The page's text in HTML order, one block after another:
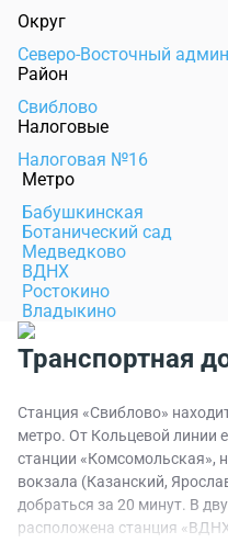
Округ
Северо-Восточный
Район
Свиблово
Налоговые
Налоговая №16
Метро
Бабушкинская
Ботанический сад
Медведково
ВДНХ
Ростокино
Владыкино
Транспортная
Станция «Свиблово»
метро. От Кольцевой линии
станции «Комсомольская»,
вокзала (Казанский,
добраться за 20 минут. В
расположена станция